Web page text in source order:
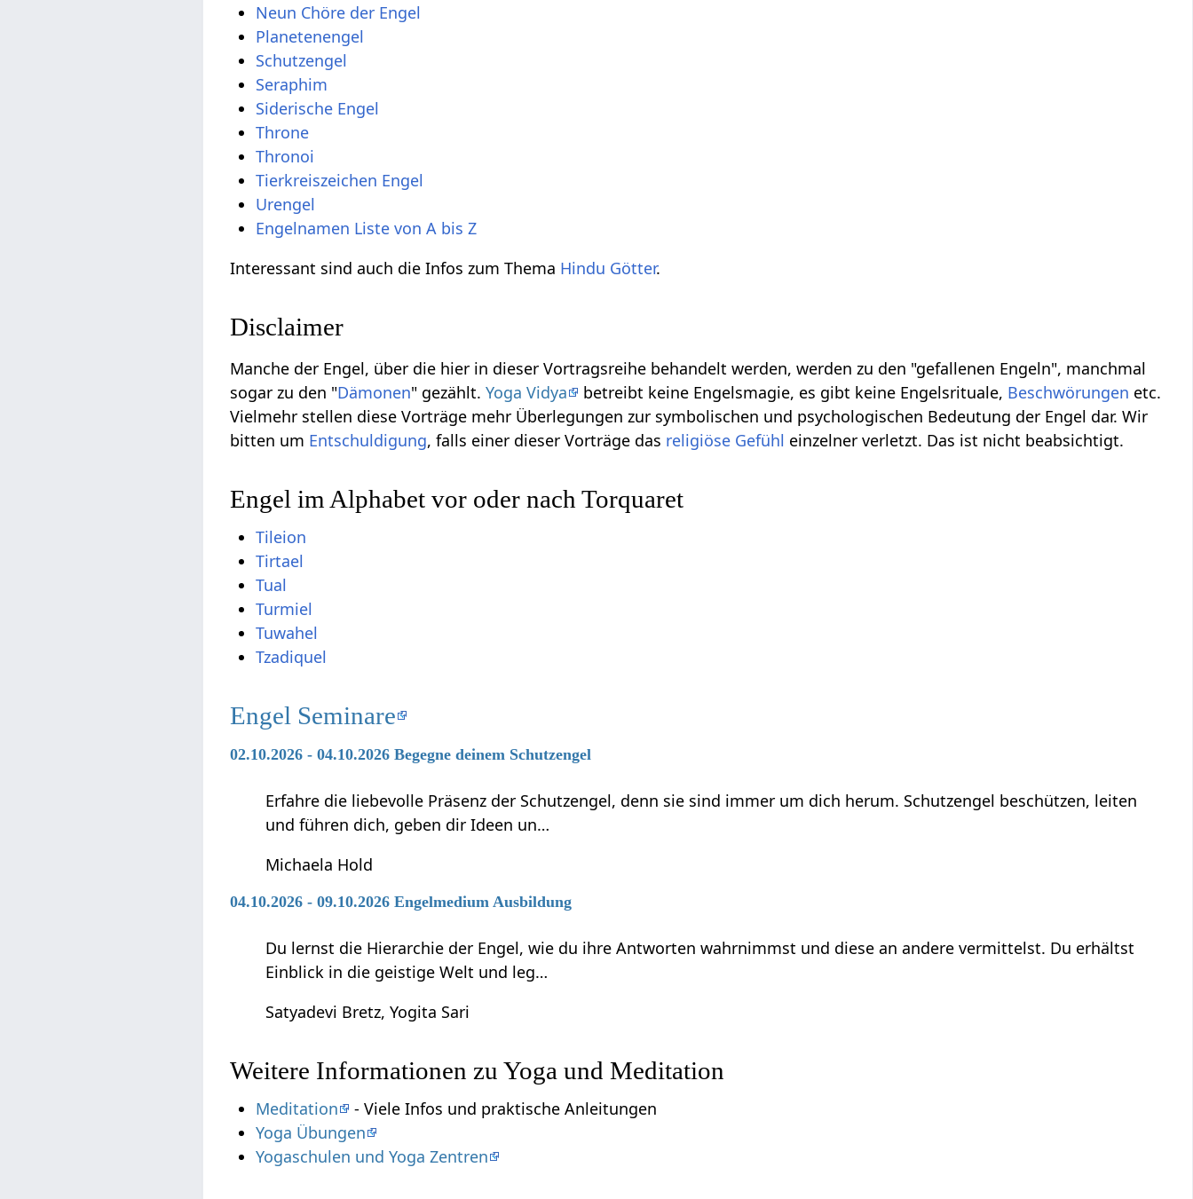
Neun Chöre der Engel
Planetenengel
Schutzengel
Seraphim
Siderische Engel
Throne
Thronoi
Tierkreiszeichen Engel
Urengel
Engelnamen Liste von A bis Z
Interessant sind auch die Infos zum Thema Hindu Götter.
Disclaimer
Manche der Engel, über die hier in dieser Vortragsreihe behandelt werden, werden zu den "gefallenen Engeln", manchmal
sogar zu den "Dämonen" gezählt.Yoga Vidya betreibt keine Engelsmagie, es gibt keine Engelsrituale, Beschwörungen etc.
Vielmehr stellen diese Vorträge mehr Überlegungen zur symbolischen und psychologischen Bedeutung der Engel dar. Wir
bitten um Entschuldigung, falls einer dieser Vorträge das religiöse Gefühl einzelner verletzt. Das ist nicht beabsichtigt.
Engel im Alphabet vor oder nach Torquaret
Tileion
Tirtael
Tual
Turmiel
Tuwahel
Tzadiquel
Engel Seminare
02.10.2026 - 04.10.2026 Begegne deinem Schutzengel
Erfahre die liebevolle Präsenz der Schutzengel, denn sie sind immer um dich herum. Schutzengel beschützen, leiten
und führen dich, geben dir Ideen un…
Michaela Hold
04.10.2026 - 09.10.2026 Engelmedium Ausbildung
Du lernst die Hierarchie der Engel, wie du ihre Antworten wahrnimmst und diese an andere vermittelst. Du erhältst
Einblick in die geistige Welt und leg…
Satyadevi Bretz, Yogita Sari
Weitere Informationen zu Yoga und Meditation
Meditation
- Viele Infos und praktische Anleitungen
Yoga Übungen
Yogaschulen und Yoga Zentren